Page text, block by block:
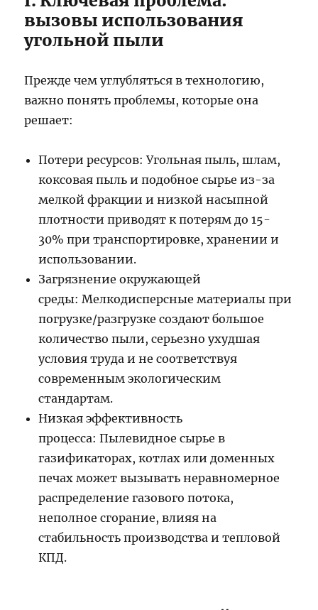
вызовы использования
угольной пыли
Прежде чем углубляться в технологию,
важно понять проблемы, которые она
решает:
Потери ресурсов: Угольная пыль, шлам,
коксовая пыль и подобное сырье из-за
мелкой фракции и низкой насыпной
плотности приводят к потерям до 15-
30% при транспортировке, хранении и
использовании.
Загрязнение окружающей
среды: Мелкодисперсные материалы при
погрузке/разгрузке создают большое
количество пыли, серьезно ухудшая
условия труда и не соответствуя
современным экологическим
стандартам.
Низкая эффективность
процесса: Пылевидное сырье в
газификаторах, котлах или доменных
печах может вызывать неравномерное
распределение газового потока,
неполное сгорание, влияя на
стабильность производства и тепловой
КПД.